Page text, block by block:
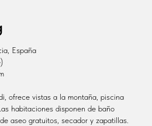
España
ofrece vistas a la montaña, piscina
habitaciones disponen de baño
aseo gratuitos, secador y zapatillas.